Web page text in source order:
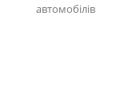
автомобілів